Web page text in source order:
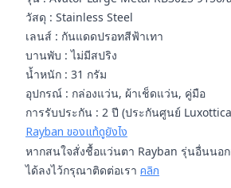
วัสดุ : Stainless Steel
เลนส์ : กันแดดปรอทสีฟ้าเทา
บานพับ : ไม่มีสปริง
น้ำหนัก : 31 กรัม
อุปกรณ์ : กล่องแว่น, ผ้าเช็ดแว่น, คู่มือ
การรับประกัน : 2 ปี (ประกันศูนย์
Rayban ของแท้ดูยังไง
หากสนใจสั่งชื้อแว่นตา Rayban รุ่นอื่นนอ
ได้ลงไว้กรุณาติดต่อเรา คลิก